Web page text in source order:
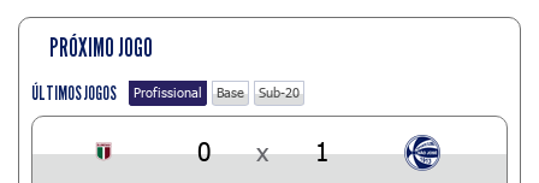
PRÓXIMO JOGO
ÚLTIMOS JOGOS Profissional Base Sub-20
0 x 1